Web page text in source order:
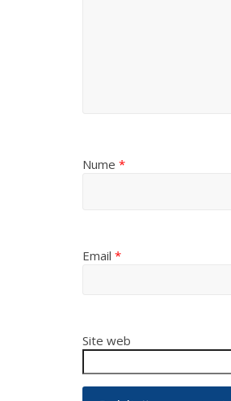
Nume *
Email *
Site web